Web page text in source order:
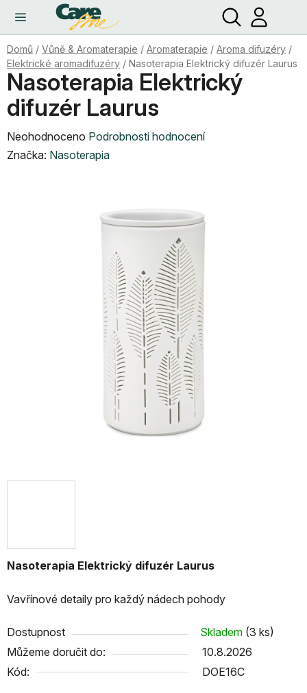
obsah
Hledat
Domů / Vůně & Aromaterapie / Aromaterapie / Aroma difuzéry /
Elektrické aromadifuzéry / Nasoterapia Elektrický difuzér Laurus
Nasoterapia Elektrický difuzér Laurus
Vavřínové detaily pro každý nádech pohody
Dostupnost Skladem (3 ks)
Můžeme doručit do:
10.8.2026
Kód:
DOE16C
Nasoterapia Elektrický
difuzér Laurus
Průměrné
hodnocení
Neohodnoceno Podrobnosti hodnocení
Značka: Nasoterapia